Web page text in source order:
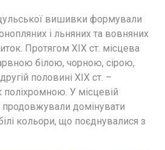
вишивки формували
і льняних та вовняних
Протягом ХІХ ст. місцева
білою, чорною, сірою,
половині ХІХ ст. –
У місцевій
продовжували домінувати
кольори, що поєднувалися з